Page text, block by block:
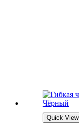
Quick View